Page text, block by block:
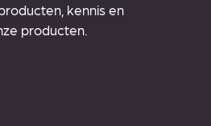
kennis en
producten.